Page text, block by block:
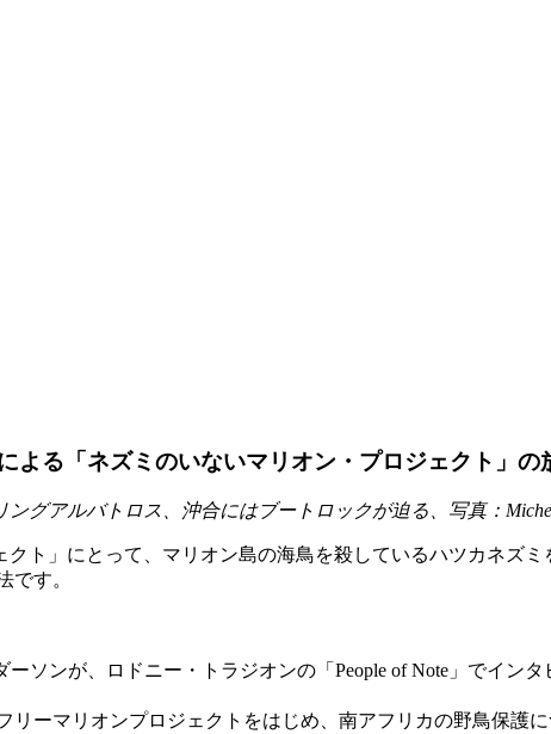
よる「ネズミのいないマリオン・プロジェクト」の
グアルバトロス、沖合にはブートロックが迫る、写真：
ト」にとって、マリオン島の海鳥を殺しているハツカネズ
です。
ソンが、ロドニー・トラジオンの「People of Note」でインタ
リーマリオンプロジェクトをはじめ、南アフリカの野鳥保護